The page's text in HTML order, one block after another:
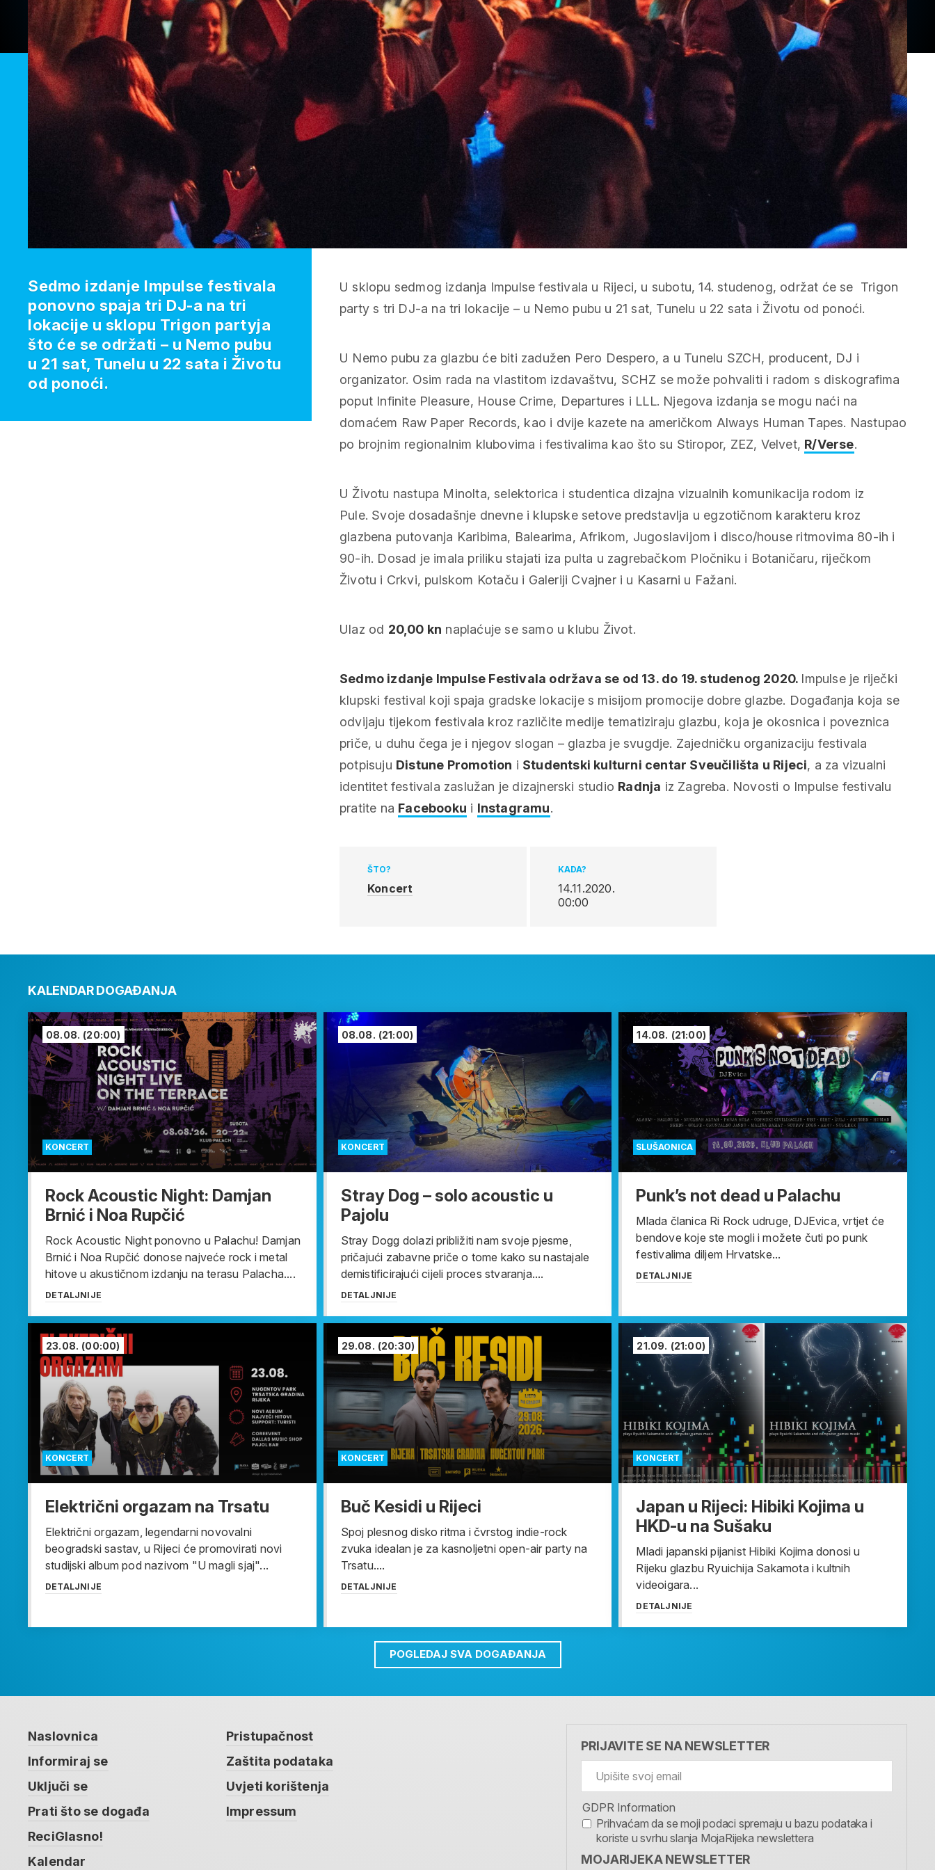
U sklopu sedmog izdanja Impulse festivala u Rijeci, u subotu, 14. studenog, održat će se Trigon
party s tri DJ-a na tri lokacije – u Nemo pubu u 21 sat, Tunelu u 22 sata i Životu od ponoći.
U Nemo pubu za glazbu će biti zadužen Pero Despero, a u Tunelu SZCH, producent, DJ i
organizator. Osim rada na vlastitom izdavaštvu, SCHZ se može pohvaliti i radom s diskografima
poput Infinite Pleasure, House Crime, Departures i LLL. Njegova izdanja se mogu naći na
domaćem Raw Paper Records, kao i dvije kazete na američkom Always Human Tapes. Nastupao
po brojnim regionalnim klubovima i festivalima kao što su Stiropor, ZEZ, Velvet, R/Verse.
U Životu nastupa Minolta, selektorica i studentica dizajna vizualnih komunikacija rodom iz
Pule. Svoje dosadašnje dnevne i klupske setove predstavlja u egzotičnom karakteru kroz
glazbena putovanja Karibima, Balearima, Afrikom, Jugoslavijom i disco/house ritmovima 80-ih i
90-ih. Dosad je imala priliku stajati iza pulta u zagrebačkom Pločniku i Botaničaru, riječkom
Životu i Crkvi, pulskom Kotaču i Galeriji Cvajner i u Kasarni u Fažani.
Ulaz od 20,00 kn naplaćuje se samo u klubu Život.
Sedmo izdanje Impulse Festivala održava se od 13. do 19. studenog 2020. Impulse je riječki
klupski festival koji spaja gradske lokacije s misijom promocije dobre glazbe. Događanja koja se
odvijaju tijekom festivala kroz različite medije tematiziraju glazbu, koja je okosnica i poveznica
priče, u duhu čega je i njegov slogan – glazba je svugdje. Zajedničku organizaciju festivala
potpisuju Distune Promotion i Studentski kulturni centar Sveučilišta u Rijeci, a za vizualni
identitet festivala zaslužan je dizajnerski studio Radnja iz Zagreba. Novosti o Impulse festivalu
pratite na Facebooku i Instagramu.
ŠTO?
Koncert
KADA?
14.11.2020.
00:00
Sedmo izdanje Impulse festivala
ponovno spaja tri DJ-a na tri
lokacije u sklopu Trigon partyja
što će se održati – u Nemo pubu
u 21 sat, Tunelu u 22 sata i Životu
od ponoći.
KALENDAR DOGAĐANJA
KONCERT
08.08. (20:00)
Rock Acoustic Night: Damjan
Brnić i Noa Rupčić
Rock Acoustic Night ponovno u Palachu! Damjan
Brnić i Noa Rupčić donose najveće rock i metal
hitove u akustičnom izdanju na terasu Palacha....
DETALJNIJE
KONCERT
08.08. (21:00)
Stray Dog – solo acoustic u
Pajolu
Stray Dogg dolazi približiti nam svoje pjesme,
pričajući zabavne priče o tome kako su nastajale
demistificirajući cijeli proces stvaranja....
DETALJNIJE
SLUŠAONICA
14.08. (21:00)
Punk’s not dead u Palachu
Mlada članica Ri Rock udruge, DJEvica, vrtjet će
bendove koje ste mogli i možete čuti po punk
festivalima diljem Hrvatske...
DETALJNIJE
KONCERT
23.08. (00:00)
Električni orgazam na Trsatu
Električni orgazam, legendarni novovalni
beogradski sastav, u Rijeci će promovirati novi
studijski album pod nazivom "U magli sjaj"...
DETALJNIJE
KONCERT
29.08. (20:30)
Buč Kesidi u Rijeci
Spoj plesnog disko ritma i čvrstog indie-rock
zvuka idealan je za kasnoljetni open-air party na
Trsatu....
DETALJNIJE
KONCERT
21.09. (21:00)
Japan u Rijeci: Hibiki Kojima u
HKD-u na Sušaku
Mladi japanski pijanist Hibiki Kojima donosi u
Rijeku glazbu Ryuichija Sakamota i kultnih
videoigara...
DETALJNIJE
POGLEDAJ SVA DOGAĐANJA
Naslovnica
Informiraj se
Uključi se
Prati što se događa
ReciGlasno!
Kalendar
Pristupačnost
Zaštita podataka
Uvjeti korištenja
Impressum
PRIJAVITE SE NA NEWSLETTER
GDPR Information
Prihvaćam da se moji podaci spremaju u bazu podataka i
koriste u svrhu slanja MojaRijeka newslettera
MOJARIJEKA NEWSLETTER